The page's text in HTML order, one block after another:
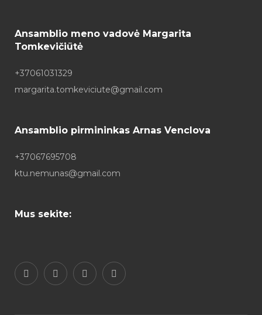
Ansamblio meno vadovė Margarita
Tomkevičiūtė
+37061031329
margarita.tomkeviciute@gmail.com
Ansamblio pirmininkas Arnas Venclova
+37067695708
ktu.nemunas@gmail.com
Mus sekite: